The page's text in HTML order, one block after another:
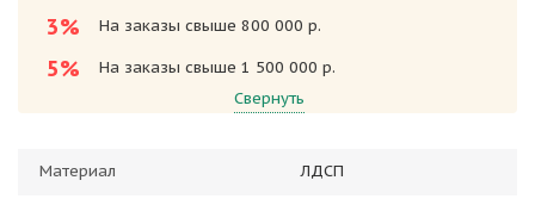
3% На заказы свыше 800 000 р.
5%
На заказы свыше 1 500 000 р.
Свернуть
Материал ЛДСП